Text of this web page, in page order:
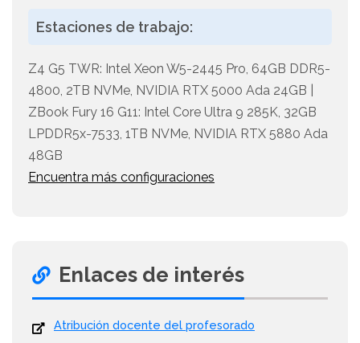
Estaciones de trabajo:
Z4 G5 TWR: Intel Xeon W5-2445 Pro, 64GB DDR5-
4800, 2TB NVMe, NVIDIA RTX 5000 Ada 24GB |
ZBook Fury 16 G11: Intel Core Ultra 9 285K, 32GB
LPDDR5x-7533, 1TB NVMe, NVIDIA RTX 5880 Ada
48GB
Encuentra más configuraciones
Enlaces de interés
Atribución docente del profesorado